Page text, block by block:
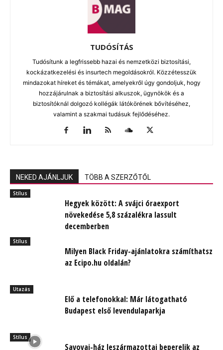
TUDÓSÍTÁS
Tudósítunk a legfrissebb hazai és nemzetközi biztosítási,
kockázatkezelési és insurtech megoldásokról. Közzétesszük
mindazokat híreket és témákat, amelyekről úgy gondoljuk, hogy
hozzájárulnak a biztosítási alkuszok, ügynökök és a
biztosítóknál dolgozó kollégák látókörének bővítéséhez,
valamint a szakmai tudásuk fejlődéséhez.
NEKED AJÁNLJUK TÖBB A SZERZŐTŐL
Stílus
Hegyek között: A svájci óraexport
növekedése 5,8 százalékra lassult
decemberben
Stílus
Milyen Black Friday-ajánlatokra számíthatsz
az Ecipo.hu oldalán?
Utazás
Elő a telefonokkal: Már látogatható
Budapest első levendulaparkja
Stílus
Savoyai-ház leszármazottai beperelik az